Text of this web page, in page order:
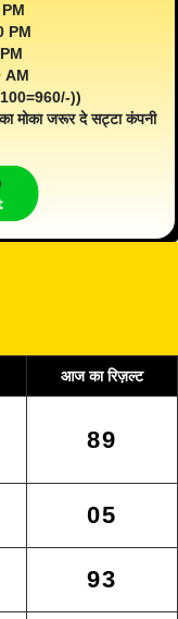
PM
PM
AM
))
मोका जरूर दे सट्टा कंपनी
आज का रिज़ल्ट
89
05
93